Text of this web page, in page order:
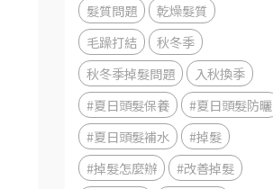
髮質問題
乾燥髮質
毛躁打結
秋冬季
秋冬季掉髮問題
入秋換季
#夏日頭髮保養
#夏日頭髮防曬
#夏日頭髮補水
#掉髮
#掉髮怎麼辦
#改善掉髮